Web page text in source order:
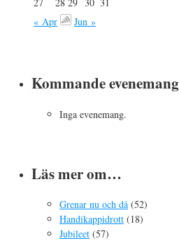
« Apr
Jun »
Kommande evenemang
Inga evenemang.
Läs mer om…
Grenar nu och då (52)
Handikappidrott (18)
Jubileet (57)